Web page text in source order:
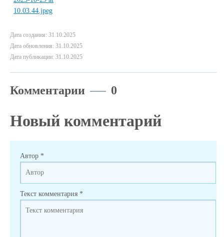
Дата создания: 31.10.2025
Дата обновления: 31.10.2025
Дата публикации: 31.10.2025
Комментарии 0
Новый комментарий
Автор *
Текст комментария *